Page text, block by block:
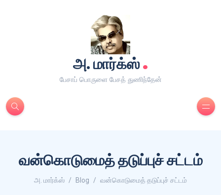
அ. மார்க்ஸ்.
பேசாப் பொருளை பேசத் துணிந்தேன்
வன்கொடுமைத் தடுப்புச் சட்டம்
அ. மார்க்ஸ் Blog வன்கொடுமைத் தடுப்புச் சட்டம்